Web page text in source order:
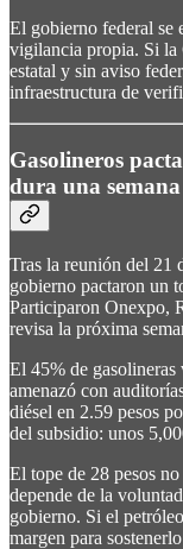
El gobierno federal se
vigilancia propia. Si la
estatal y sin aviso
infraestructura de
Gasolineros
dura una semana
Tras la reunión del 21
gobierno pactaron un
Participaron Onexpo,
revisa la próxima
El 45% de gasolineras
amenazó con
diésel en 2.59 pesos
del subsidio: unos
El tope de 28 pesos
depende de la
gobierno. Si el
margen para